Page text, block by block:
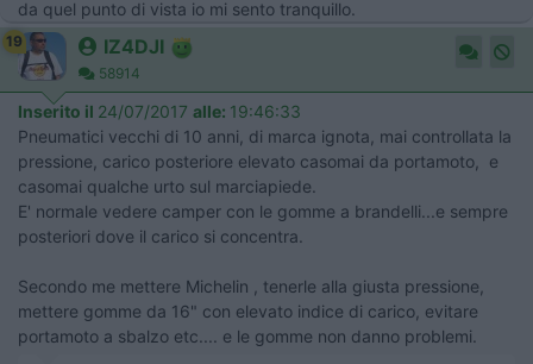
da quel punto di vista io mi sento tranquillo.
19 IZ4DJI
58914
Inserito il 24/07/2017 alle: 19:46:33
Pneumatici vecchi di 10 anni, di marca ignota, mai controllata la
pressione, carico posteriore elevato casomai da portamoto, e
casomai qualche urto sul marciapiede.
E' normale vedere camper con le gomme a brandelli...e sempre
posteriori dove il carico si concentra.
Secondo me mettere Michelin , tenerle alla giusta pressione,
mettere gomme da 16" con elevato indice di carico, evitare
portamoto a sbalzo etc.... e le gomme non danno problemi.